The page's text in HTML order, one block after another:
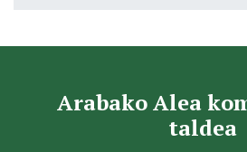
Arabako Alea
taldea